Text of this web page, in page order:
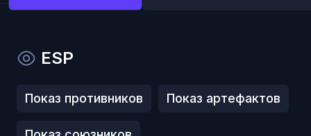
ESP
Показ противников Показ артефактов